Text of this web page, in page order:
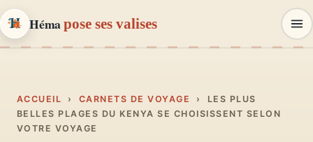
Hémapose ses valises
ACCUEIL › CARNETS DE VOYAGE › LES PLUS
BELLES PLAGES DU KENYA SE CHOISISSENT SELON
VOTRE VOYAGE